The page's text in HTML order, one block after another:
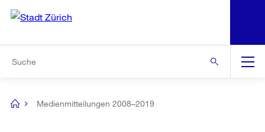
Navigation
[no
Medienmitteilungen 2008–2019